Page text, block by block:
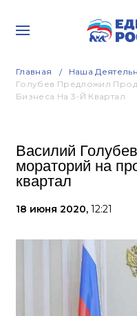
Главная Наша
Голубев Предложил
Бизнеса На 3-Й Квартал
Василий
мораторий на
квартал
18 июня 2020, 12:21